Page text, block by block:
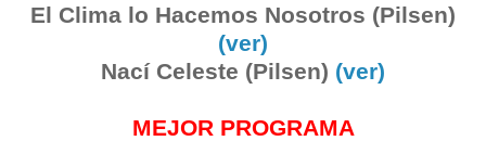
El Clima lo Hacemos Nosotros (Pilsen)
(ver)
Nací Celeste (Pilsen) (ver)
MEJOR PROGRAMA